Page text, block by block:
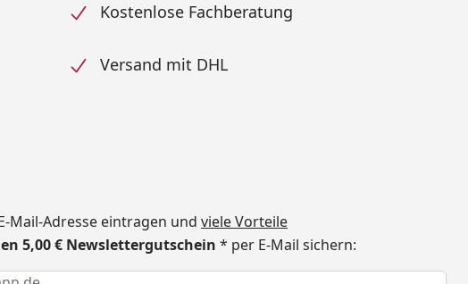
Kostenlose Fachberatung
Versand mit DHL
Mail-Adresse eintragen und viele Vorteile
5,00 € Newslettergutschein * per E-Mail sichern: